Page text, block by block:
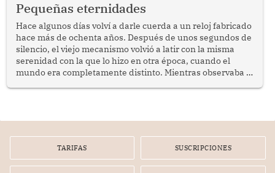
reflexionar sobre la importancia de fortalecer las políticas
públicas dirigidas a los adultos mayores en pobreza.
Pequeñas eternidades
Hace algunos días volví a darle cuerda a un reloj fabricado
hace más de ochenta años. Después de unos segundos de
silencio, el viejo mecanismo volvió a latir con la misma
serenidad con la que lo hizo en otra época, cuando el
mundo era completamente distinto. Mientras observaba el
TARIFAS SUSCRIPCIONES